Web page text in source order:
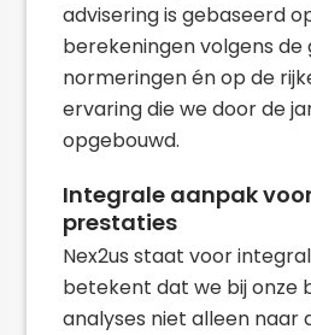
advisering is gebaseerd
berekeningen volgens de
normeringen én op de
ervaring die we door de
opgebouwd.
Integrale aanpak
prestaties
Nex2us staat voor
betekent dat we bij onze
analyses niet alleen naar